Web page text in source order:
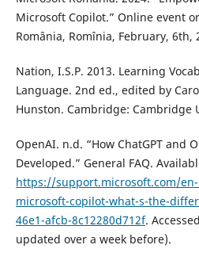
Microsoft Copilot.” Online event
România, Romînia, February, 6th,
Nation, I.S.P. 2013. Learning
Language. 2nd ed., edited by
Hunston. Cambridge: Cambridge
OpenAI. n.d. “How ChatGPT and
Developed.” General FAQ.
https://support.microsoft.com/
microsoft-copilot-what-s-the-
46e1-afcb-8c12280d712f.
updated over a week before).